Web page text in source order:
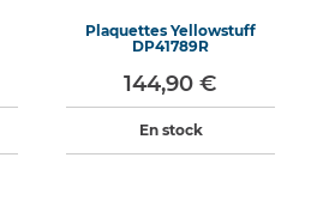
Plaquettes Yellowstuff
DP41789R
144,90 €
En stock